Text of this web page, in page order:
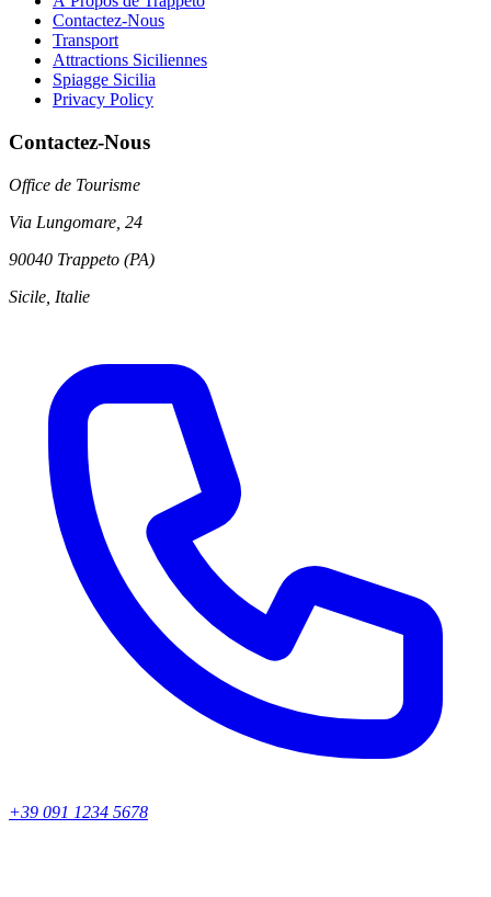
Contactez-Nous
Transport
Attractions Siciliennes
Spiagge Sicilia
Privacy Policy
Contactez-Nous
Office de Tourisme
Via Lungomare, 24
90040 Trappeto (PA)
Sicile, Italie
+39 091 1234 5678